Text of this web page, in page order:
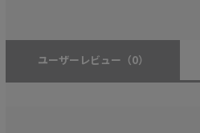
ユーザーレビュー （0）